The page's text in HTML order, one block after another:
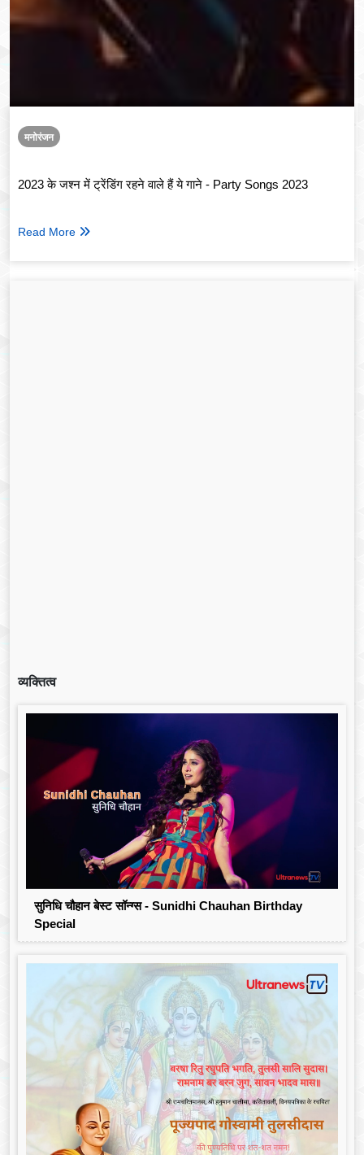
मनोरंजन
2023 के जश्न में ट्रेंडिंग रहने वाले हैं ये गाने - Party Songs 2023
Read More
व्यक्तित्व
सुनिधि चौहान बेस्ट सॉन्ग्स - Sunidhi Chauhan Birthday
Special